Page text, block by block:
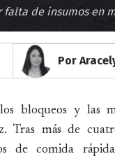
falta de insumos en
Por
bloqueos y las
Tras más de
de comida